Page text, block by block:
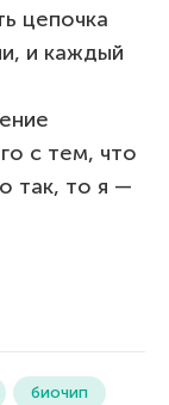
цепочка
и каждый
с тем, что
так, то я —
биочип